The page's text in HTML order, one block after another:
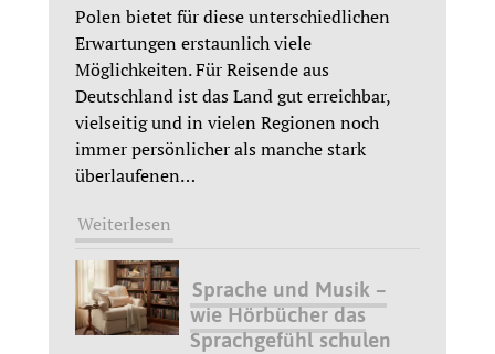
Polen bietet für diese unterschiedlichen
Erwartungen erstaunlich viele
Möglichkeiten. Für Reisende aus
Deutschland ist das Land gut erreichbar,
vielseitig und in vielen Regionen noch
immer persönlicher als manche stark
überlaufenen…
Weiterlesen
Sprache und Musik –
wie Hörbücher das
Sprachgefühl schulen